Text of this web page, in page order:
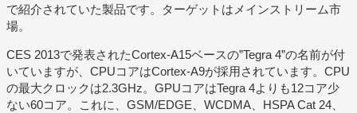
で紹介されていた製品です。ターゲットはメインストリーム市
場。
CES 2013で発表されたCortex-A15ベースの”Tegra 4”の名前が付
いていますが、CPUコアはCortex-A9が採用されています。CPU
の最大クロックは2.3GHz。GPUコアはTegra 4よりも12コア少
ない60コア。これに、GSM/EDGE、WCDMA、HSPA Cat 24、